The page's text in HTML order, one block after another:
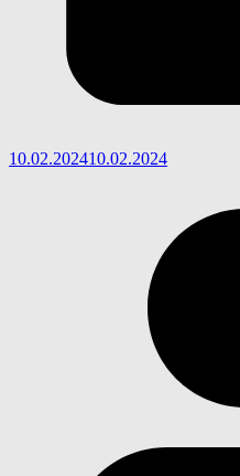
10.02.202410.02.2024